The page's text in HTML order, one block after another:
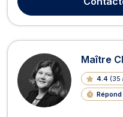
accompagner dans
Maître
4.4 (35